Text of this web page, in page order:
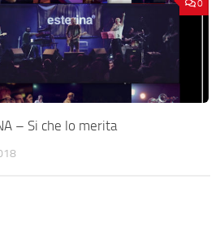
0
– Si che lo merita